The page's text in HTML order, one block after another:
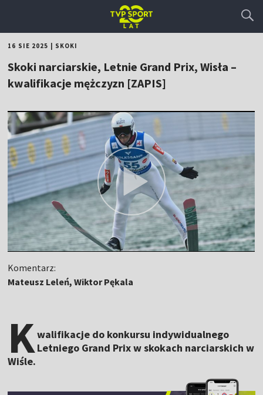
16 SIE 2025 SKOKI
Skoki narciarskie, Letnie Grand Prix, Wisła –
kwalifikacje mężczyzn [ZAPIS]
Komentarz:
Mateusz Leleń, Wiktor Pękala
Kwalifikacje do konkursu indywidualnego
Letniego Grand Prix w skokach narciarskich w
Wiśle.